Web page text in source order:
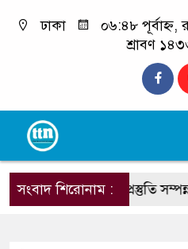
ঢাকা
০৬:৪৮
শ্রাবণ
সংবাদ শিরোনাম :
আসছেন : প্রস্তুতি সম্পন্ন,